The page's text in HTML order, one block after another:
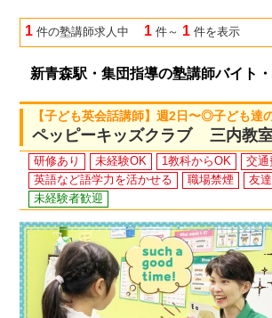
1 件の塾講師求人中 1 件～ 1 件を表示
新青森駅・集団指導の塾講師バイト
【子ども英会話講師】週2日〜◎子ども達
ペッピーキッズクラブ 三内教
研修あり 未経験OK 1教科からOK 交通
英語など語学力を活かせる
職場禁煙 友
未経験者歓迎